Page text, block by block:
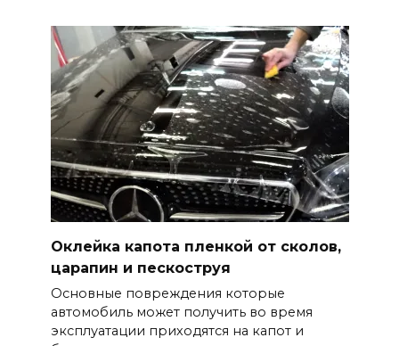
Оклейка капота пленкой от сколов,
царапин и пескоструя
Основные повреждения которые
автомобиль может получить во время
эксплуатации приходятся на капот и